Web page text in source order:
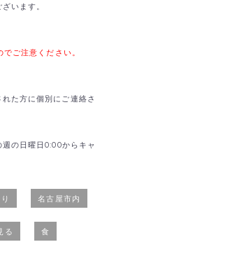
います。
ご注意ください。
た方に個別にご連絡さ
の日曜日0:00からキャ
名古屋市内
る 食